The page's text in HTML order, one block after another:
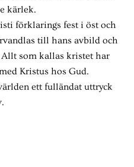
kärlek.
förklarings fest i öst och
till hans avbild och
som kallas kristet har
Kristus hos Gud.
ett fulländat uttryck